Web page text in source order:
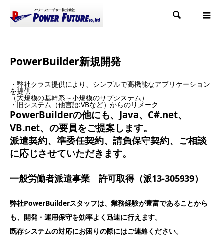

PowerBuilder新規開発
・弊社クラス提供により、シンプルで高機能なアプリケーション
を提供
（大規模の基幹系～小規模のサブシステム）
・旧システム（他言語:VBなど）からのリメーク
PowerBuilderの他にも、Java、C#.net、
VB.net、の要員をご提案します。
派遣契約、準委任契約、請負保守契約、ご相談
に応じさせていただきます。
一般労働者派遣事業 許可取得（派13-305939）
弊社PowerBuilderスタッフは、業務経験が豊富であることから
も、開発・運用保守を効率よく迅速に行えます。
既存システムの対応にお困りの際にはご連絡ください。